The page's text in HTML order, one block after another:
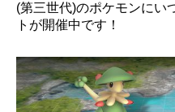
(第三世代)のポケモンにい
トが開催中です！